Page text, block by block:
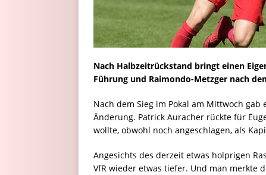
Nach Halbzeitrückstand bringt einen
Führung und Raimondo-Metzger nach
Nach dem Sieg im Pokal am Mittwoch
Änderung. Patrick Auracher rückte für
wollte, obwohl noch angeschlagen, als
Angesichts des derzeit etwas holprigen
VfR wieder etwas tiefer. Und man merkte